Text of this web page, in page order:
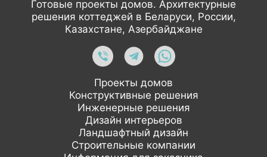
Готовые проекты домов. Архитектурные
решения коттеджей в Беларуси, России,
Казахстане, Азербайджане
Проекты домов
Конструктивные решения
Инженерные решения
Дизайн интерьеров
Ландшафтный дизайн
Строительные компании